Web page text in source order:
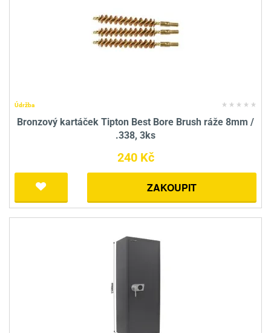
Údržba
Bronzový kartáček Tipton Best Bore Brush ráže 8mm /
.338, 3ks
240 Kč
ZAKOUPIT